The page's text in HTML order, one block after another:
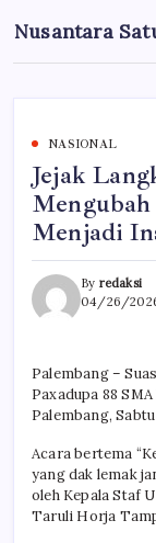
to
content
Nusantara
Berita
Nusantara
NASIONAL
Jejak
Mengubah
Menjadi
By redaksi
04/26/
Palembang –
Paxadupa 88
Palembang,
Acara bertema
yang dak lemak
oleh Kepala Staf
Taruli Horja